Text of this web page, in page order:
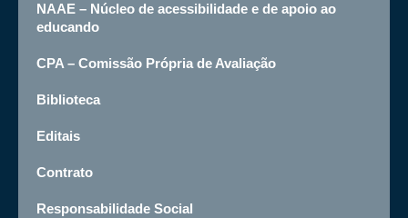
NAAE – Núcleo de acessibilidade e de apoio ao
educando
CPA – Comissão Própria de Avaliação
Biblioteca
Editais
Contrato
Responsabilidade Social